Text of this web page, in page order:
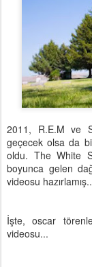
2011, R.E.M ve
geçecek olsa da
oldu. The White
boyunca gelen
videosu
İşte, oscar
videosu...